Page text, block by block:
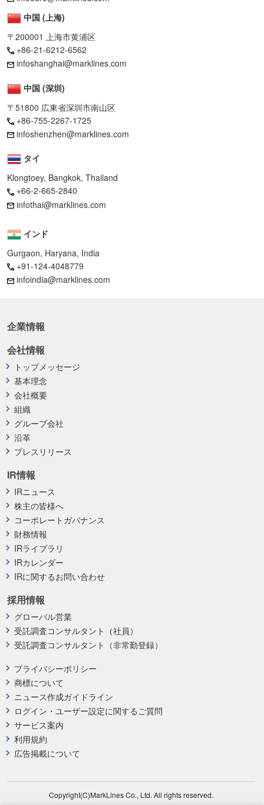
中国 (上海)
〒200001 上海市黄浦区
+86-21-6212-6562
infoshanghai@marklines.com
中国 (深圳)
〒51800 広東省深圳市南山区
+86-755-2267-1725
infoshenzhen@marklines.com
タイ
Klongtoey, Bangkok, Thailand
+66-2-665-2840
infothai@marklines.com
インド
Gurgaon, Haryana, India
+91-124-4048779
infoindia@marklines.com
企業情報
プライバシーポリシー
商標について
ニュース作成ガイドライン
ログイン・ユーザー設定に関するご質問
サービス案内
利用規約
広告掲載について
採用情報
グローバル営業
受託調査コンサルタント（社員）
受託調査コンサルタント（非常勤登録）
会社情報
トップメッセージ
基本理念
会社概要
組織
グループ会社
沿革
プレスリリース
IR情報
IRニュース
株主の皆様へ
コーポレートガバナンス
財務情報
IRライブラリ
IRカレンダー
IRに関するお問い合わせ
Copyright(C)MarkLines Co., Ltd. All rights reserved.